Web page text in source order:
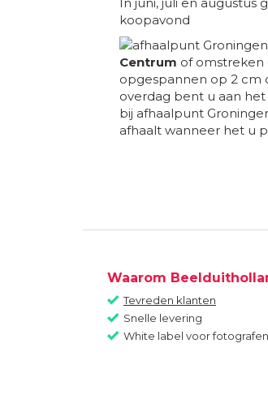
koopavond
Centrum of omstreken
opgespannen op 2 cm
overdag bent u aan
bij afhaalpunt
afhaalt wanneer het u
Waarom
Tevreden klanten
Snelle levering
White label voor fotografen